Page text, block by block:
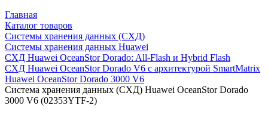
Главная
Каталог товаров
Системы хранения данных (СХД)
Системы хранения данных Huawei
СХД Huawei OceanStor Dorado: All-Flash и Hybrid Flash
СХД Huawei OceanStor Dorado V6 с архитектурой SmartMatrix
Huawei OceanStor Dorado 3000 V6
Система хранения данных (СХД) Huawei OceanStor Dorado
3000 V6 (02353YTF-2)